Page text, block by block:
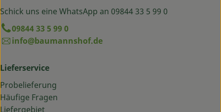
Schick uns eine WhatsApp an 09844 33 5 99 0
09844 33 5 99 0
info@baumannshof.de
Lieferservice
Probelieferung
Häufige Fragen
Liefergebiet